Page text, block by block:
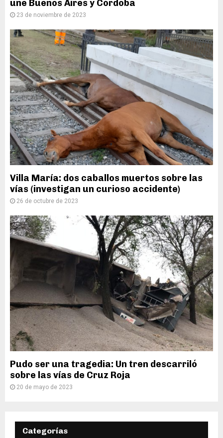
une Buenos Aires y Córdoba
23 de noviembre de 2023
Villa María: dos caballos muertos sobre las
vías (investigan un curioso accidente)
26 de octubre de 2023
Pudo ser una tragedia: Un tren descarriló
sobre las vías de Cruz Roja
20 de mayo de 2023
Categorías